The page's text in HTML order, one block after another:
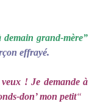
demain grand-mère”
effrayé.
! Je demande à
don’ mon petit“